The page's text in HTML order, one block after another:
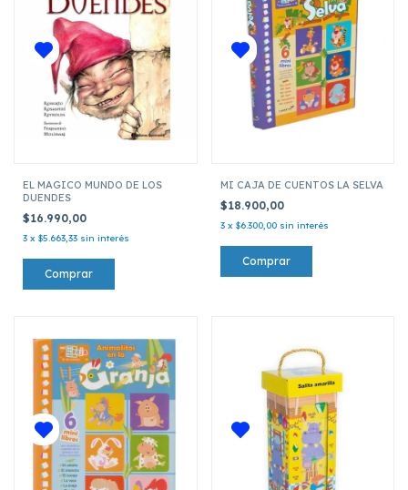
EL MAGICO MUNDO DE LOS
DUENDES
$16.990,00
3 x $5.663,33 sin interés
MI CAJA DE CUENTOS LA SELVA
$18.900,00
3 x $6.300,00 sin interés